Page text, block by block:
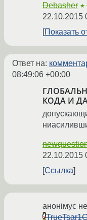
Debasher
22.10.2015
Показать
Ответ на:
08:49:06 +00:00
КОДА И
22.10.2015
Ссылка
анонiмус